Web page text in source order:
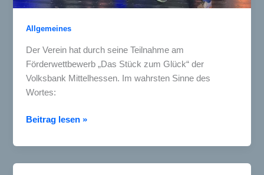
Allgemeines
Der Verein hat durch seine Teilnahme am
Förderwettbewerb „Das Stück zum Glück“ der
Volksbank Mittelhessen. Im wahrsten Sinne des
Wortes:
Toll:
beim
Förderwettbewerb
Beitrag lesen »